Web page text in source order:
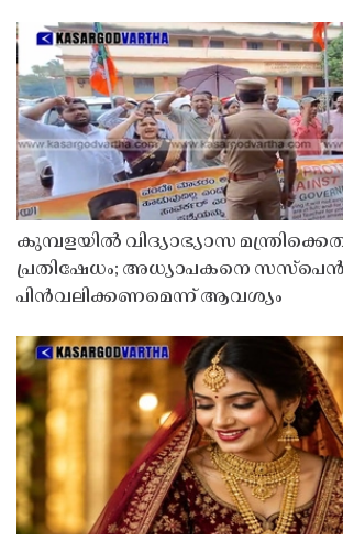
കുമ്പളയിൽ വിദ്യാഭ്യാസ
പ്രതിഷേധം; അധ്യാപകനെ
പിൻവലിക്കണമെന്ന് ആവശ്യം